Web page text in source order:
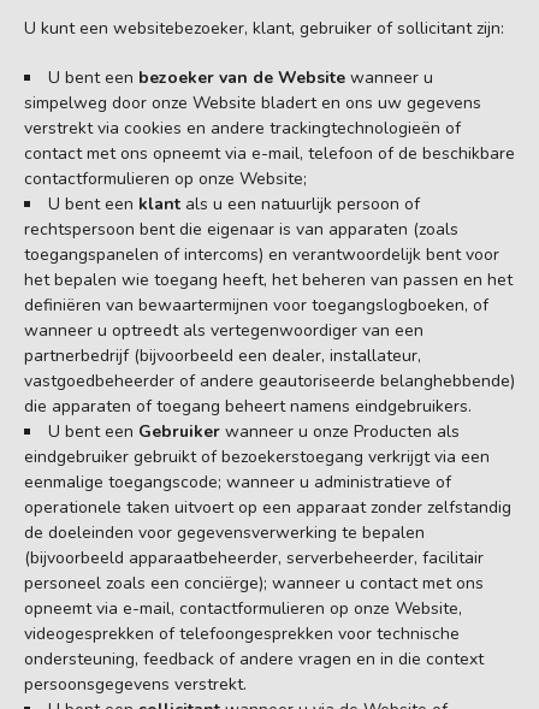
U kunt een websitebezoeker, klant, gebruiker of sollicitant zijn:
U bent een bezoeker van de Website wanneer u
simpelweg door onze Website bladert en ons uw gegevens
verstrekt via cookies en andere trackingtechnologieën of
contact met ons opneemt via e-mail, telefoon of de beschikbare
contactformulieren op onze Website;
U bent een klant als u een natuurlijk persoon of
rechtspersoon bent die eigenaar is van apparaten (zoals
toegangspanelen of intercoms) en verantwoordelijk bent voor
het bepalen wie toegang heeft, het beheren van passen en het
definiëren van bewaartermijnen voor toegangslogboeken, of
wanneer u optreedt als vertegenwoordiger van een
partnerbedrijf (bijvoorbeeld een dealer, installateur,
vastgoedbeheerder of andere geautoriseerde belanghebbende)
die apparaten of toegang beheert namens eindgebruikers.
U bent een Gebruiker wanneer u onze Producten als
eindgebruiker gebruikt of bezoekerstoegang verkrijgt via een
eenmalige toegangscode; wanneer u administratieve of
operationele taken uitvoert op een apparaat zonder zelfstandig
de doeleinden voor gegevensverwerking te bepalen
(bijvoorbeeld apparaatbeheerder, serverbeheerder, facilitair
personeel zoals een conciërge); wanneer u contact met ons
opneemt via e-mail, contactformulieren op onze Website,
videogesprekken of telefoongesprekken voor technische
ondersteuning, feedback of andere vragen en in die context
persoonsgegevens verstrekt.